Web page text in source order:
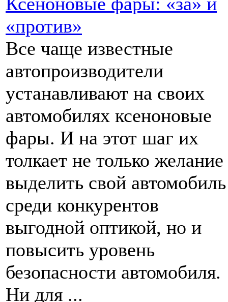
«против»
Все чаще известные
автопроизводители
устанавливают на своих
автомобилях ксеноновые
фары. И на этот шаг их
толкает не только желание
выделить свой автомобиль
среди конкурентов
выгодной оптикой, но и
повысить уровень
безопасности автомобиля.
Ни для ...